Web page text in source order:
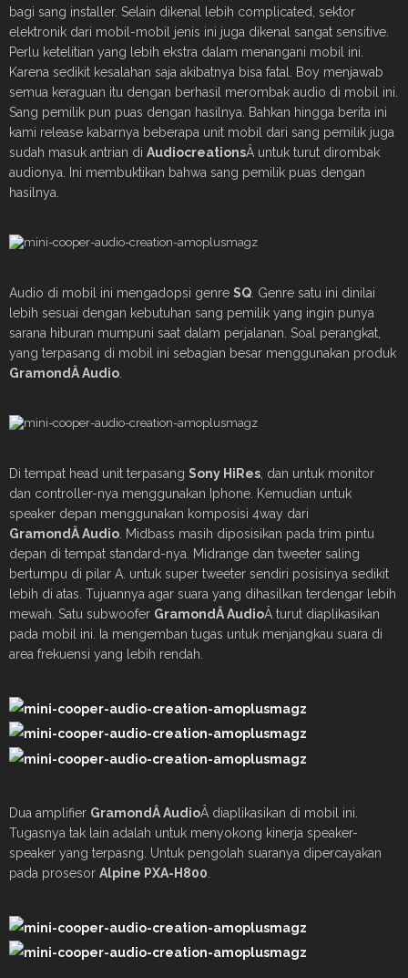
bagi sang installer. Selain dikenal lebih complicated, sektor
elektronik dari mobil-mobil jenis ini juga dikenal sangat sensitive.
Perlu ketelitian yang lebih ekstra dalam menangani mobil ini.
Karena sedikit kesalahan saja akibatnya bisa fatal. Boy menjawab
semua keraguan itu dengan berhasil merombak audio di mobil ini.
Sang pemilik pun puas dengan hasilnya. Bahkan hingga berita ini
kami release kabarnya beberapa unit mobil dari sang pemilik juga
sudah masuk antrian di AudiocreationsÂ untuk turut dirombak
audionya. Ini membuktikan bahwa sang pemilik puas dengan
hasilnya.
Audio di mobil ini mengadopsi genre SQ . Genre satu ini dinilai
lebih sesuai dengan kebutuhan sang pemilik yang ingin punya
sarana hiburan mumpuni saat dalam perjalanan. Soal perangkat,
yang terpasang di mobil ini sebagian besar menggunakan produk
GramondÂ Audio
Di tempat head unit terpasang Sony HiRes , dan untuk monitor
dan controller-nya menggunakan Iphone. Kemudian untuk
speaker depan menggunakan komposisi 4way dari
GramondÂ Audio . Midbass masih diposisikan pada trim pintu
depan di tempat standard-nya. Midrange dan tweeter saling
bertumpu di pilar A. untuk super tweeter sendiri posisinya sedikit
lebih di atas. Tujuannya agar suara yang dihasilkan terdengar lebih
mewah. Satu subwoofer GramondÂ AudioÂ turut diaplikasikan
pada mobil ini. Ia mengemban tugas untuk menjangkau suara di
area frekuensi yang lebih rendah.
Dua amplifier GramondÂ AudioÂ diaplikasikan di mobil ini.
Tugasnya tak lain adalah untuk menyokong kinerja speaker-
speaker yang terpasng. Untuk pengolah suaranya dipercayakan
pada prosesor Alpine PXA-H800